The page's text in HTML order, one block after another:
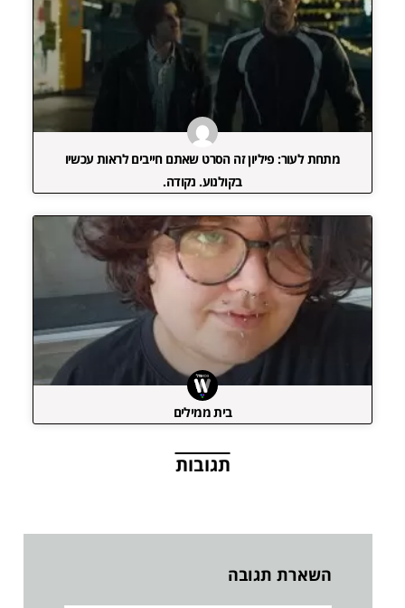
מתחת לעור: פיליון זה הסרט שאתם חייבים לראות עכשיו
בקולנוע. נקודה.
בית ממילים
תגובות
השארת תגובה